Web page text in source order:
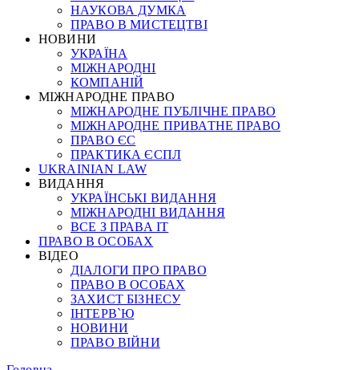
НАУКОВА ДУМКА
ПРАВО В МИСТЕЦТВІ
НОВИНИ
УКРАЇНА
МІЖНАРОДНІ
КОМПАНІЙ
МІЖНАРОДНЕ ПРАВО
МІЖНАРОДНЕ ПУБЛІЧНЕ ПРАВО
МІЖНАРОДНЕ ПРИВАТНЕ ПРАВО
ПРАВО ЄС
ПРАКТИКА ЄСПЛ
UKRAINIAN LAW
ВИДАННЯ
УКРАЇНСЬКІ ВИДАННЯ
МІЖНАРОДНІ ВИДАННЯ
ВСЕ З ПРАВА ІТ
ПРАВО В ОСОБАХ
ВІДЕО
ДІАЛОГИ ПРО ПРАВО
ПРАВО В ОСОБАХ
ЗАХИСТ БІЗНЕСУ
ІНТЕРВ`Ю
НОВИНИ
ПРАВО ВІЙНИ